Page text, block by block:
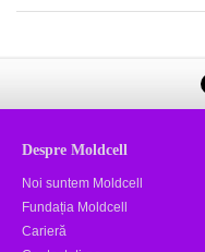
Despre Moldcell
Noi suntem Moldcell
Fundația Moldcell
Carieră